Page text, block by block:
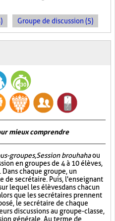
Groupe de discussion (5)
mieux comprendre
groupes,Session brouhahaou
en groupes de 4 à 10 élèves,
chaque groupe, un
de secrétaire. Puis, l'enseignant
lequel les élèves dans chacun
que les secrétaires prennent
le secrétaire de chaque
discussions au groupe-classe,
générale. Au terme de